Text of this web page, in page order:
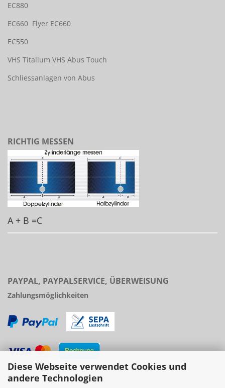
Diese Webseite verwendet Cookies und
andere Technologien
EC880
EC660 Flyer EC660
EC550
VHS Titalium VHS Abus Touch
Schliessanlagen von Abus
RICHTIG MESSEN
A + B =C
PAYPAL, PAYPALSERVICE, ÜBERWEISUNG
Zahlungsmöglichkeiten
Versand